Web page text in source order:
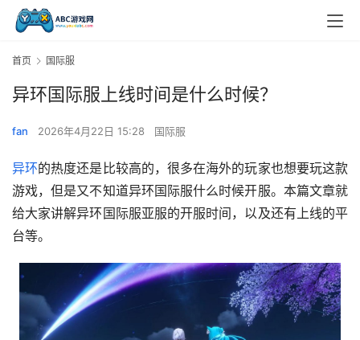
首页 国际服
异环国际服上线时间是什么时候？
fan 2026年4月22日 15:28 国际服
异环的热度还是比较高的，很多在海外的玩家也想要玩这款
游戏，但是又不知道异环国际服什么时候开服。本篇文章就
给大家讲解异环国际服亚服的开服时间，以及还有上线的平
台等。